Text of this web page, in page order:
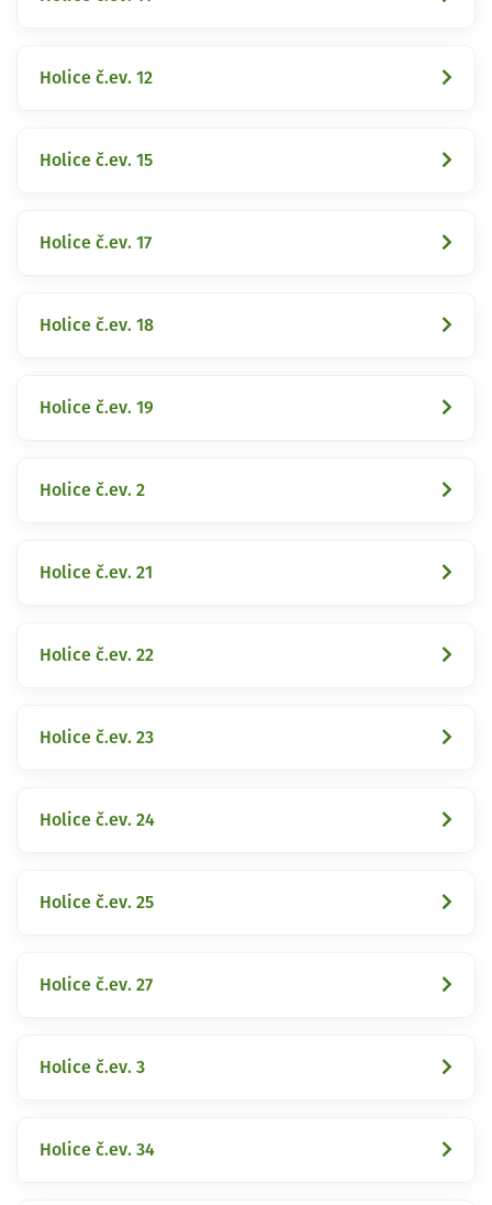
Holice č.ev. 12
Holice č.ev. 15
Holice č.ev. 17
Holice č.ev. 18
Holice č.ev. 19
Holice č.ev. 2
Holice č.ev. 21
Holice č.ev. 22
Holice č.ev. 23
Holice č.ev. 24
Holice č.ev. 25
Holice č.ev. 27
Holice č.ev. 3
Holice č.ev. 34